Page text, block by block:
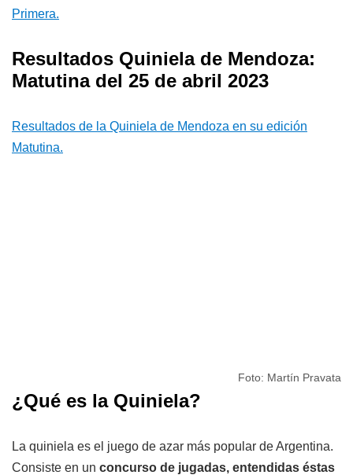
Primera.
Resultados Quiniela de Mendoza:
Matutina del 25 de abril 2023
Resultados de la Quiniela de Mendoza en su edición
Matutina.
Foto: Martín Pravata
¿Qué es la Quiniela?
La quiniela es el juego de azar más popular de Argentina.
Consiste en un concurso de jugadas, entendidas éstas